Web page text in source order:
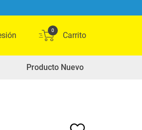
0
Producto Nuevo